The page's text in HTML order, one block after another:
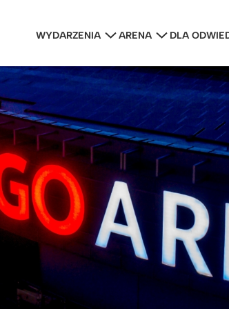
WYDARZENIA ARENA DLA